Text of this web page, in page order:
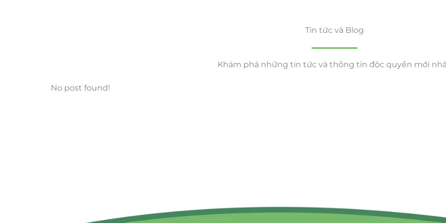
Tin tức và Blog
Khám phá những tin tức và thông tin độc quyền mới
No post found!